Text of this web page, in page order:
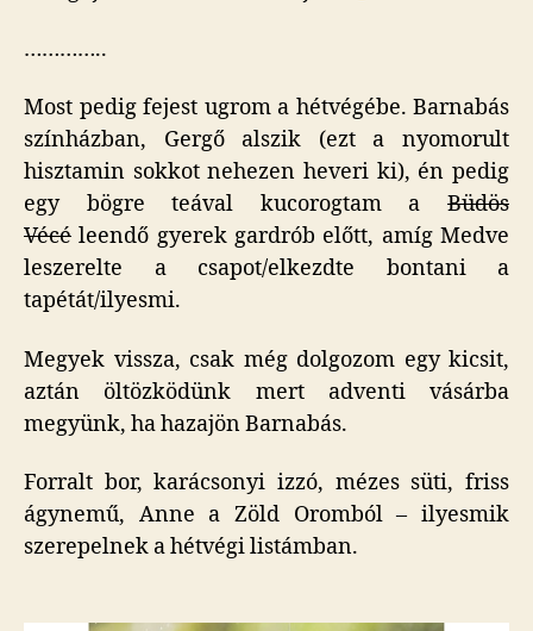
…………..
Most pedig fejest ugrom a hétvégébe. Barnabás
színházban, Gergő alszik (ezt a nyomorult
hisztamin sokkot nehezen heveri ki), én pedig
egy bögre teával kucorogtam a Büdös
Vécé leendő gyerek gardrób előtt, amíg Medve
leszerelte a csapot/elkezdte bontani a
tapétát/ilyesmi.
Megyek vissza, csak még dolgozom egy kicsit,
aztán öltözködünk mert adventi vásárba
megyünk, ha hazajön Barnabás.
Forralt bor, karácsonyi izzó, mézes süti, friss
ágynemű, Anne a Zöld Oromból – ilyesmik
szerepelnek a hétvégi listámban.